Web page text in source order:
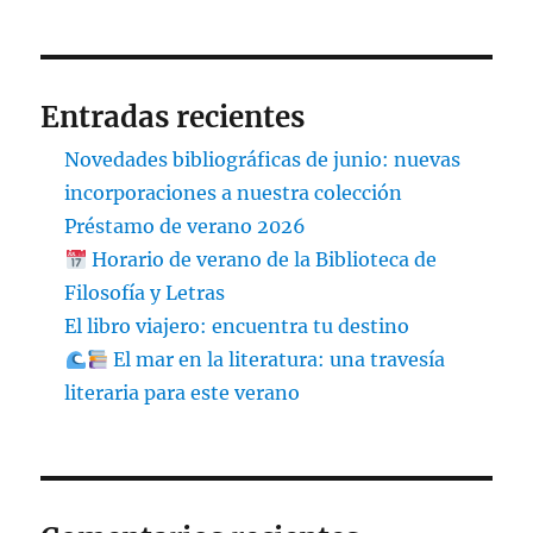
Entradas recientes
Novedades bibliográficas de junio: nuevas
incorporaciones a nuestra colección
Préstamo de verano 2026
Horario de verano de la Biblioteca de
Filosofía y Letras
El libro viajero: encuentra tu destino
El mar en la literatura: una travesía
literaria para este verano